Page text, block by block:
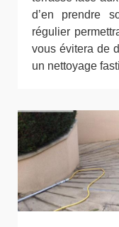
d’en prendre
régulier
vous évitera de
un nettoyage